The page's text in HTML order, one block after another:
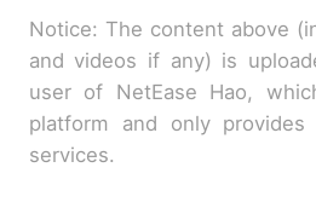
Notice: The content above
and videos if any) is
user of NetEase Hao,
platform and only provides
services.